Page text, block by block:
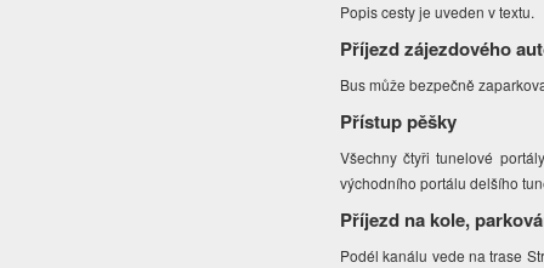
Popis cesty je uveden v textu.
Příjezd zájezdového
Bus může bezpečně
Přístup pěšky
Všechny čtyři tunelové
východního portálu delšího
Příjezd na kole,
Podél kanálu vede na trase